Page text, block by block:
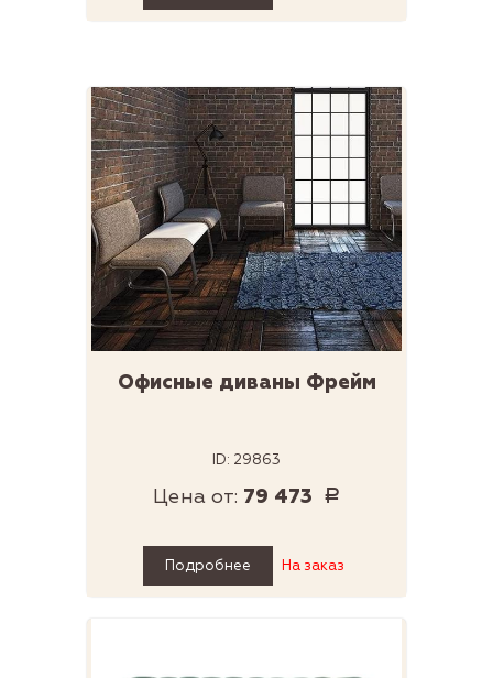
Офисные диваны Фрейм
ID: 29863
Цена от: 79 473 Р
Подробнее На заказ